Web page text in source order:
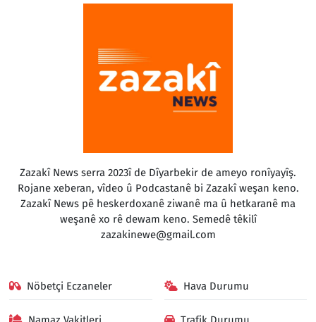
Zazakî News serra 2023î de Dîyarbekir de ameyo ronîyayîş.
Rojane xeberan, vîdeo û Podcastanê bi Zazakî weşan keno.
Zazakî News pê heskerdoxanê ziwanê ma û hetkaranê ma
weşanê xo rê dewam keno. Semedê têkilî
zazakinewe@gmail.com
Nöbetçi Eczaneler Hava Durumu